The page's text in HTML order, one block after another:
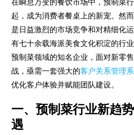
在瞬息万变的餐饮市场中，预制菜
起，成为消费者餐桌上的新宠。然
是日益激烈的市场竞争和对精细化
有七十余载海派美食文化积淀的行
预制菜领域的知名企业，面对新零
战，亟需一套强大的客户关系管理
优化客户体验并赋能团队建设。
一、预制菜行业新趋
遇